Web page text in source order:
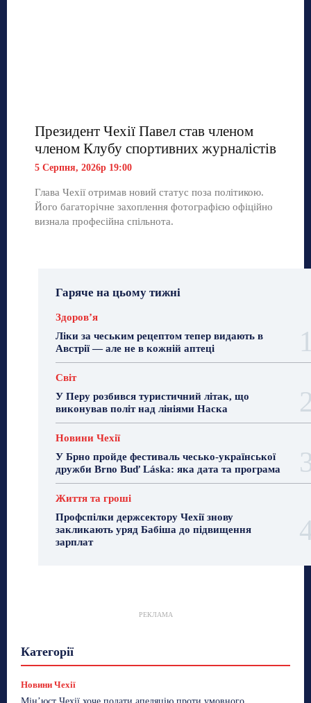
Президент Чехії Павел став членом
членом Клубу спортивних журналістів
5 Серпня, 2026р 19:00
Глава Чехії отримав новий статус поза політикою.
Його багаторічне захоплення фотографією офіційно
визнала професійна спільнота.
Гаряче на цьому тижні
Здоровʼя
Ліки за чеським рецептом тепер видають в
Австрії — але не в кожній аптеці
Світ
У Перу розбився туристичний літак, що
виконував політ над лініями Наска
Новини Чехії
У Брно пройде фестиваль чесько-української
дружби Brno Buď Láska: яка дата та програма
Життя та гроші
Профспілки держсектору Чехії знову
закликають уряд Бабіша до підвищення
зарплат
РЕКЛАМА
Категорії
Лайфстайл
Мандри Мова
Новини України
Новини Чехії
Сад та город
Новини Чехії
Мін’юст Чехії хоче подати апеляцію проти умовного